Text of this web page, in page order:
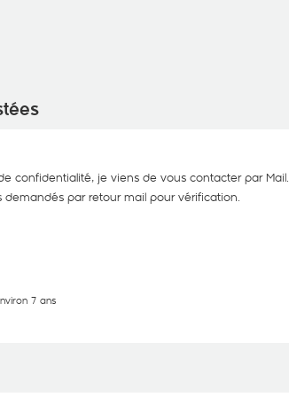
confidentialité, je viens de vous contacter par Mail.
demandés par retour mail pour vérification.
7 ans